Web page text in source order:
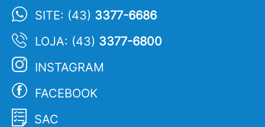
SITE: (43) 3377-6686
LOJA: (43) 3377-6800
INSTAGRAM
FACEBOOK
SAC